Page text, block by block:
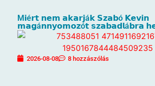
M𝗶é𝗿𝘁 𝗻𝗲𝗺 𝗮𝗸𝗮𝗿𝗷á𝗸 𝗦𝘇𝗮𝗯ó 𝗞𝗲𝘃𝗶𝗻
𝗺𝗮𝗴á𝗻𝗻𝘆𝗼𝗺𝗼𝘇ó𝘁 𝘀𝘇𝗮𝗯𝗮𝗱𝗹á𝗯𝗿𝗮
2026-08-08 8 hozzászólás